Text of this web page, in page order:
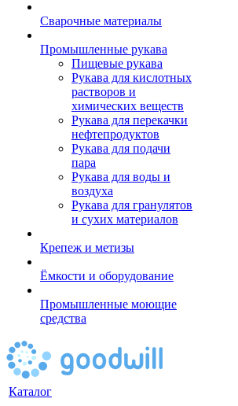
Сварочные материалы
Промышленные рукава
Пищевые рукава
Рукава для кислотных
растворов и
химических веществ
Рукава для перекачки
нефтепродуктов
Рукава для подачи
пара
Рукава для воды и
воздуха
Рукава для гранулятов
и сухих материалов
Крепеж и метизы
Ёмкости и оборудование
Промышленные моющие
средства
Каталог